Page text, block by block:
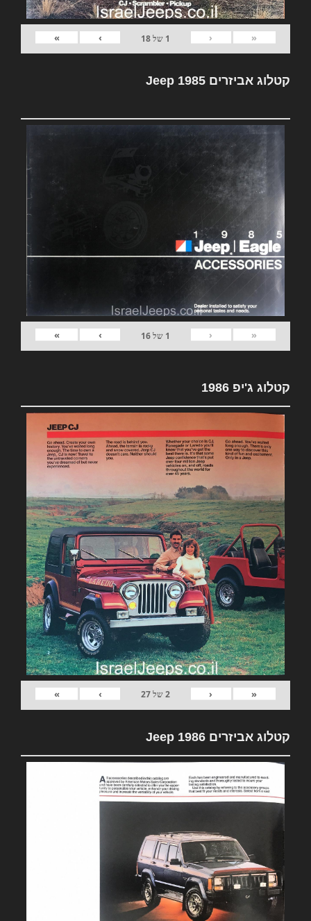
«
‹
1 של18
›
»
קטלוג אביזרים Jeep 1985
«
‹
1 של16
›
»
קטלוג ג'יפ 1986
«
‹
2של27
›
»
קטלוג אביזרים Jeep 1986